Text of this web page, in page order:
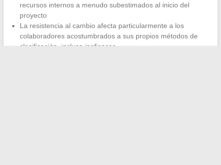
recursos internos a menudo subestimados al inicio del
proyecto
La resistencia al cambio afecta particularmente a los
colaboradores acostumbrados a sus propios métodos de
clasificación, incluso ineficaces